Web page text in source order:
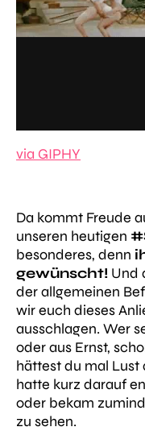
via GIPHY
Da kommt Freude
unseren heutigen
besonderes, denn
gewünscht! Und
der allgemeinen
wir euch dieses
ausschlagen. Wer
oder aus Ernst,
hättest du mal Lust
hatte kurz darauf
oder bekam
zu sehen.